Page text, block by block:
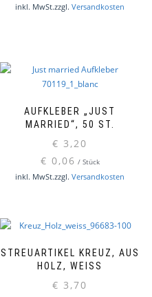
inkl. MwSt.zzgl. Versandkosten
AUFKLEBER „JUST
MARRIED“, 50 ST.
€ 3,20
€ 0,06 / Stück
inkl. MwSt.zzgl. Versandkosten
STREUARTIKEL KREUZ, AUS
HOLZ, WEISS
€ 3,70